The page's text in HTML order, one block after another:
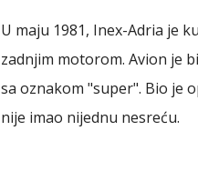
U maju 1981, Inex-Adria je
zadnjim motorom. Avion je
sa oznakom "super". Bio je
nije imao nijednu nesreću.